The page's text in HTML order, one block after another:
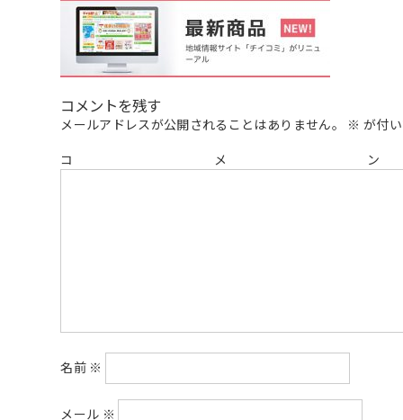
コメントを残す
メールアドレスが公開されることはありません。 ※ が付
コ
名前 ※
メール ※